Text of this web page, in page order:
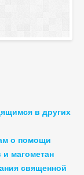
в других
о помощи
магометан
священной